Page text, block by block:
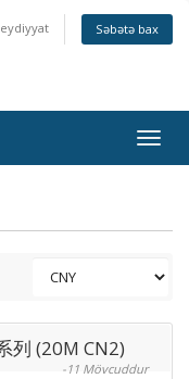
Səbətə bax
列 (20M CN2)
-11 Mövcuddur